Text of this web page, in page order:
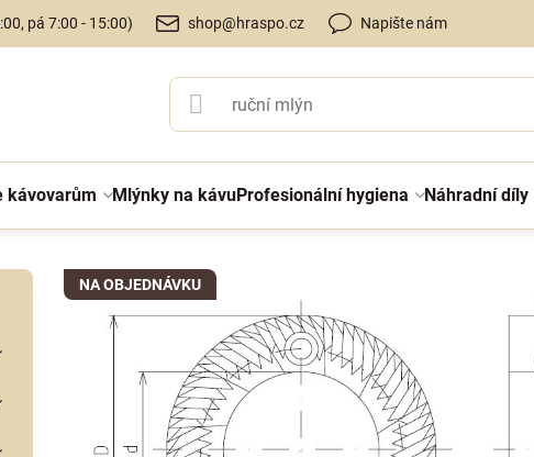
pá 7:00 - 15:00) shop@hraspo.cz Napište nám
kávovarům Mlýnky na kávuProfesionální hygiena Náhradní díly
NA OBJEDNÁVKU